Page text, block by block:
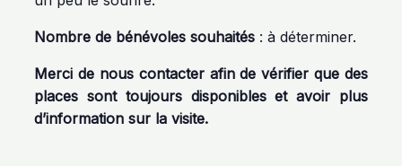
Nombre de bénévoles souhaités : à déterminer.
Merci de nous contacter afin de vérifier que des
places sont toujours disponibles et avoir plus
d’information sur la visite.